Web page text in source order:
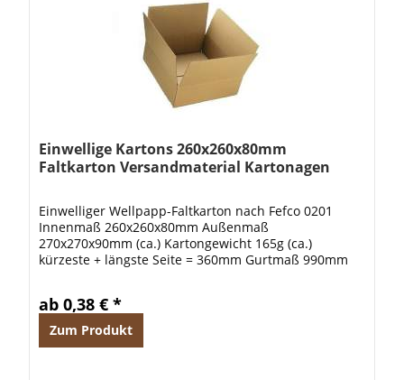
Einwellige Kartons 260x260x80mm
Faltkarton Versandmaterial Kartonagen
Einwelliger Wellpapp-Faltkarton nach Fefco 0201
Innenmaß 260x260x80mm Außenmaß
270x270x90mm (ca.) Kartongewicht 165g (ca.)
kürzeste + längste Seite = 360mm Gurtmaß 990mm
ab 0,38 € *
Zum Produkt